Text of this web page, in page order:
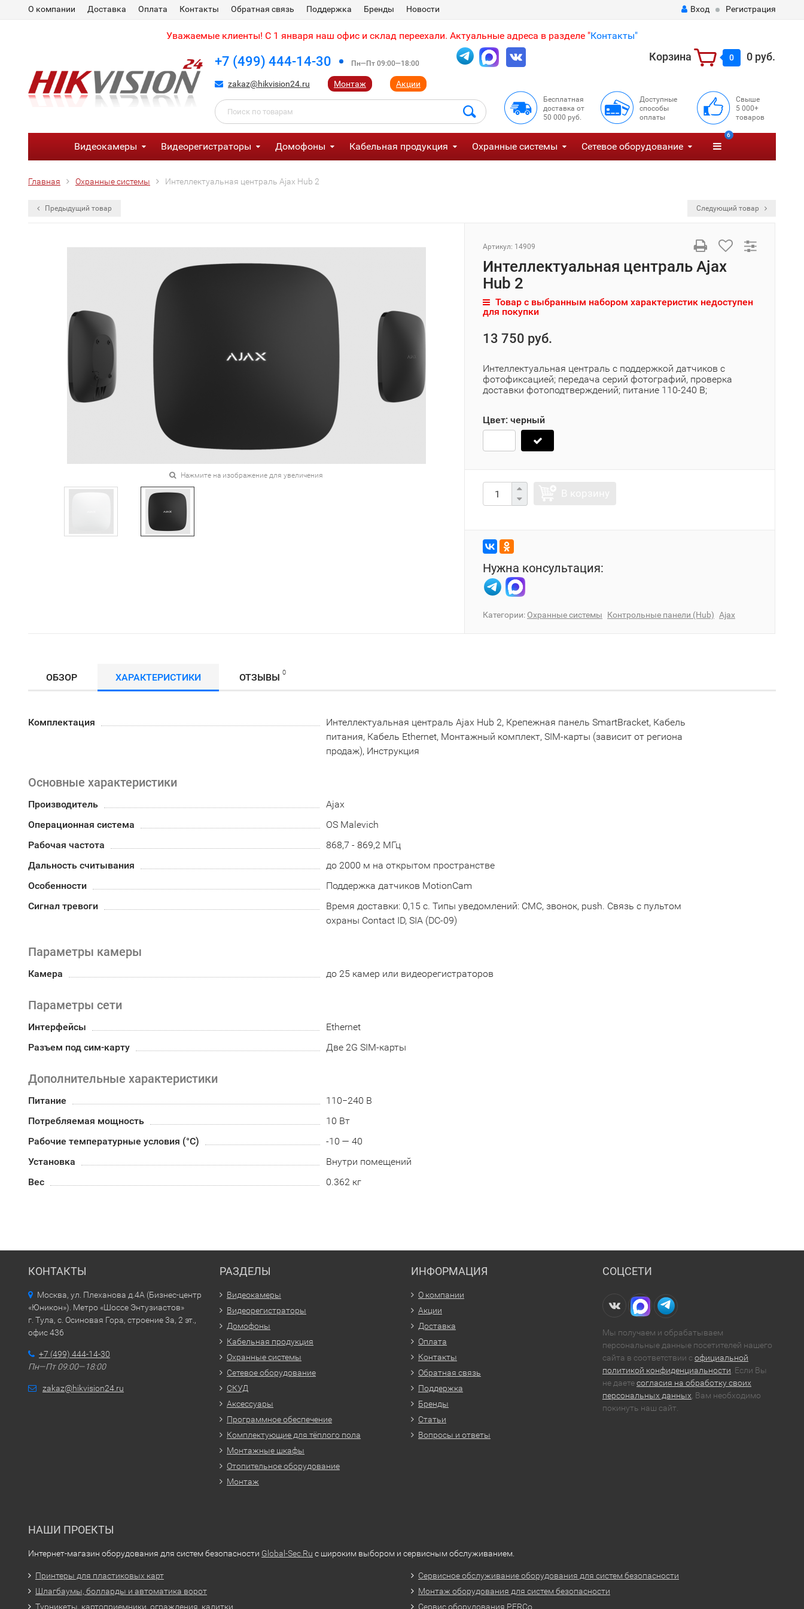
О компании Доставка Оплата Контакты Обратная связь Поддержка Бренды Новости Вход Регистрация
Уважаемые клиенты! С 1 января наш офис и склад переехали. Актуальные адреса в разделе "Контакты"
+7 (499) 444-14-30 Пн—Пт 09:00—18:00
zakaz@hikvision24.ru Монтаж Акции
Корзина 0 0 руб.
Бесплатная
доставка от
50 000 руб.
Доступные
способы
оплаты
Свыше
5 000+
товаров
Видеокамеры Видеорегистраторы Домофоны Кабельная продукция Охранные системы Сетевое оборудование
6
Главная Охранные системы Интеллектуальная централь Ajax Hub 2
Предыдущий товар Следующий товар
Нажмите на изображение для увеличения
Артикул: 14909
Интеллектуальная централь Ajax
Hub 2
Товар с выбранным набором характеристик недоступен
для покупки
13 750 руб.
Интеллектуальная централь с поддержкой датчиков с
фотофиксацией; передача серий фотографий, проверка
доставки фотоподтверждений; питание 110-240 В;
Цвет: черный
Нужна консультация:
Категории: Охранные системы Контрольные панели (Hub) Ajax
ОБЗОР ХАРАКТЕРИСТИКИ ОТЗЫВЫ 0
Комплектация
Интеллектуальная централь Ajax Hub 2, Крепежная панель SmartBracket, Кабель
питания, Кабель Ethernet, Монтажный комплект, SIM-карты (зависит от региона
продаж), Инструкция
Основные характеристики
Производитель
Ajax
Операционная система
OS Malevich
Рабочая частота
868,7 - 869,2 МГц
Дальность считывания
до 2000 м на открытом пространстве
Особенности
Поддержка датчиков MotionCam
Сигнал тревоги
Время доставки: 0,15 с. Типы уведомлений: СМС, звонок, push. Связь с пультом
охраны Contact ID, SIA (DC-09)
Параметры камеры
Камера до 25 камер или видеорегистраторов
Параметры сети
Интерфейсы
Ethernet
Разъем под сим-карту
Две 2G SIM-карты
Дополнительные характеристики
Питание
110−240 В
Потребляемая мощность
10 Вт
Рабочие температурные условия (°С)
-10 — 40
Установка
Внутри помещений
Вес
0.362 кг
КОНТАКТЫ
Москва, ул. Плеханова д.4А (Бизнес-центр
«Юникон»). Метро «Шоссе Энтузиастов»
г. Тула, с. Осиновая Гора, строение 3а, 2 эт.,
офис 436
+7 (499) 444-14-30
Пн—Пт 09:00—18:00
zakaz@hikvision24.ru
РАЗДЕЛЫ
Видеокамеры
Видеорегистраторы
Домофоны
Кабельная продукция
Охранные системы
Сетевое оборудование
СКУД
Аксессуары
Программное обеспечение
Комплектующие для тёплого пола
Монтажные шкафы
Отопительное оборудование
Монтаж
ИНФОРМАЦИЯ
О компании
Акции
Доставка
Оплата
Контакты
Обратная связь
Поддержка
Бренды
Статьи
Вопросы и ответы
СОЦСЕТИ
Мы получаем и обрабатываем
персональные данные посетителей нашего
сайта в соответствии софициальной
политикой конфиденциальности . Если Вы
не даетесогласия на обработку своих
персональных данных , Вам необходимо
покинуть наш сайт.
НАШИ ПРОЕКТЫ
Интернет-магазин оборудования для систем безопасности Global-Sec.Ru с широким выбором и сервисным обслуживанием.
Принтеры для пластиковых карт
Шлагбаумы, болларды и автоматика ворот
Турникеты, картоприемники, ограждения, калитки
Сервисное обслуживание оборудования для систем безопасности
Монтаж оборудования для систем безопасности
Сервис оборудования PERCo